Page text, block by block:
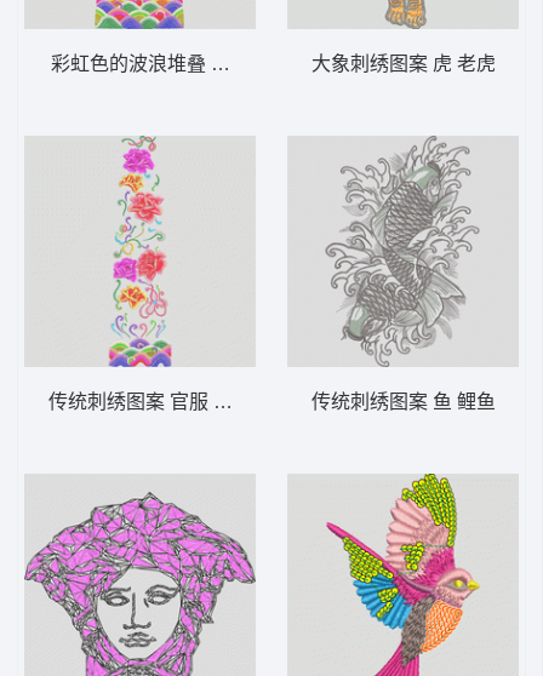
彩虹色的波浪堆叠 官服 传统 波浪 中国风
传统刺绣图案 官服 传统 波浪 花朵 中国风
大象刺绣图案 虎 老虎
传统刺绣图案 鱼 鲤鱼